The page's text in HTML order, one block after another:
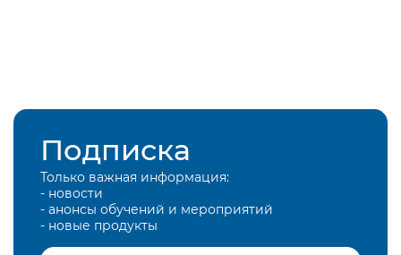
Подписка
Только важная информация:
- новости
- анонсы обучений и мероприятий
- новые продукты